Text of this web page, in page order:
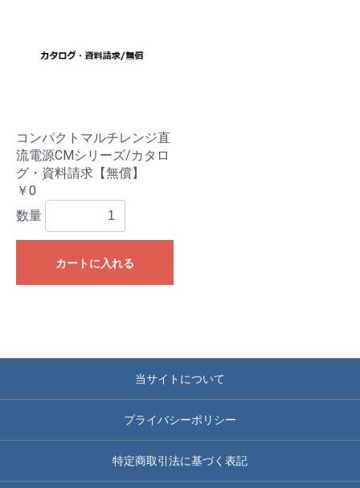
コンパクトマルチレンジ直
流電源CMシリーズ/カタロ
グ・資料請求【無償】
￥0
数量
カートに入れる
当サイトについて
プライバシーポリシー
特定商取引法に基づく表記